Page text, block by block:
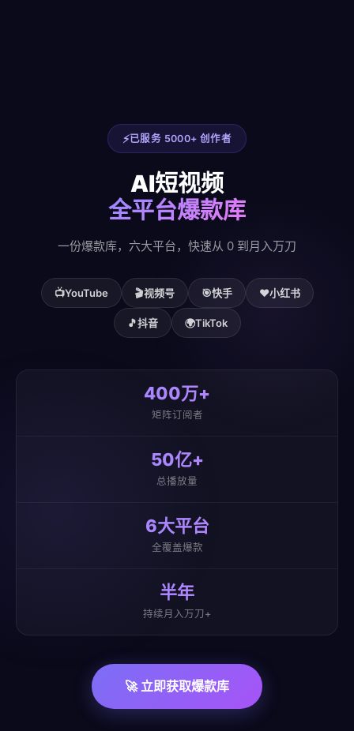
已服务 5000+ 创作者
AI短视频
全平台爆款库
一份爆款库，六大平台，快速从 0 到月入万刀
📺YouTube 🎬视频号 🎯快手 ❤️小红书
🎵抖音 🌍TikTok
400万+
矩阵订阅者
50亿+
总播放量
6大平台
全覆盖爆款
半年
持续月入万刀+
🚀 立即获取爆款库